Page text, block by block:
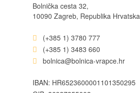
Bolnička cesta 32,
10090 Zagreb, Republika Hrvatska
(+385 1) 3780 777
(+385 1) 3483 660
bolnica@bolnica-vrapce.hr
IBAN: HR6523600001101350295